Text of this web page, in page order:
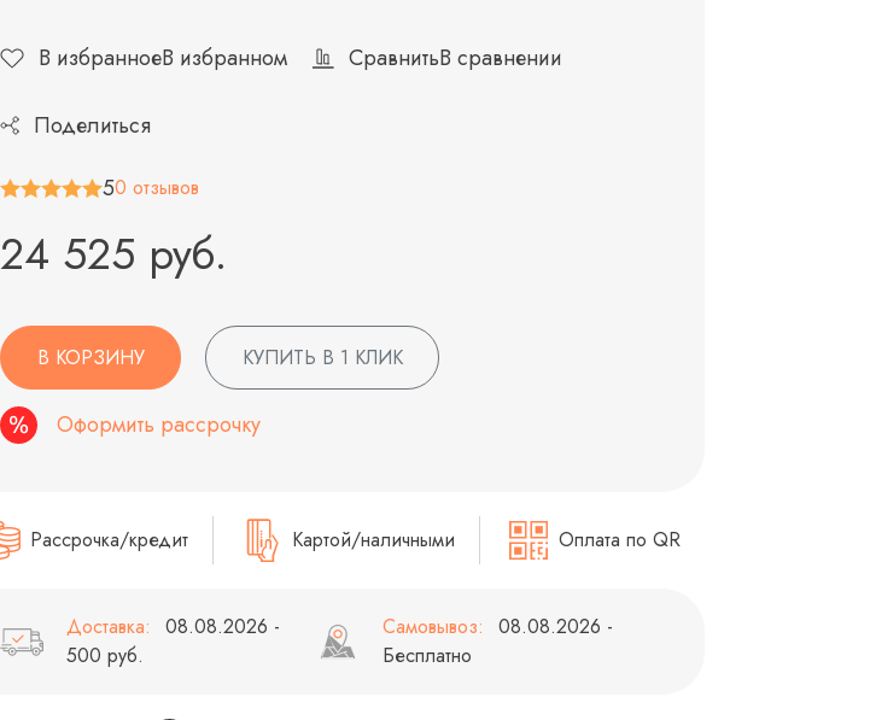
В избранноеВ избранном СравнитьВ сравнении
Поделиться
50 отзывов
24 525 руб.
В КОРЗИНУ КУПИТЬ В 1 КЛИК
Оформить рассрочку
Рассрочка/кредит Картой/наличными Оплата по QR
Доставка:
08.08.2026 -
500 руб.
Самовывоз:
08.08.2026 -
Бесплатно